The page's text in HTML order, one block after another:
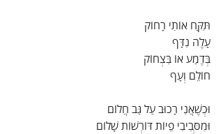
תִּקַּח אוֹתִי רָחוֹק
עָלֶה נִדָּף
בְּדֶמַע אוֹ בִּצְחוֹק
חוֹלֵם וְעָף
וּכְשֶׁאֲנִי רָכוּב עַל גַּב חֲלוֹם
וּמִסְּבִיבִי פֵיוֹת דּוֹרְשׁוֹת שָׁלוֹם